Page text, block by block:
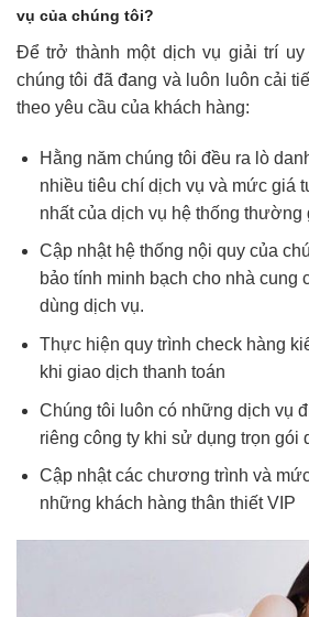
vụ của chúng tôi?
Để trở thành một dịch vụ giải trí
chúng tôi đã đang và luôn luôn cải
theo yêu cầu của khách hàng:
Hằng năm chúng tôi đều ra lò
nhiều tiêu chí dịch vụ và mức giá
nhất của dịch vụ hệ thống thường
Cập nhật hệ thống nội quy của
bảo tính minh bạch cho nhà
dùng dịch vụ.
Thực hiện quy trình check hàng
khi giao dịch thanh toán
Chúng tôi luôn có những dịch vụ
riêng công ty khi sử dụng trọn gói
Cập nhật các chương trình và
những khách hàng thân thiết VIP